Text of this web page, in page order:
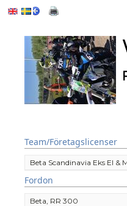
Team/Företagslicenser
Beta Scandinavia Eks El &
Fordon
Beta, RR 300